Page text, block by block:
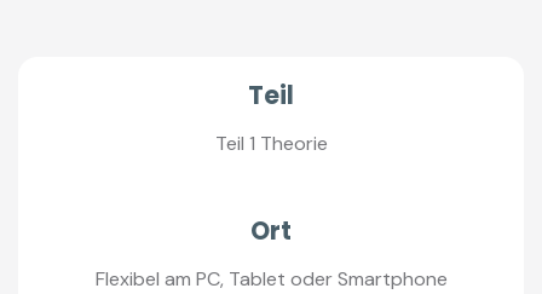
Teil
Teil 1 Theorie
Ort
Flexibel am PC, Tablet oder Smartphone